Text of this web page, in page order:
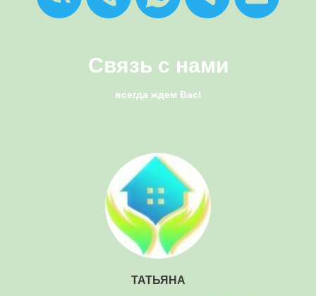
Связь с нами
всегда ждем Вас!
ТАТЬЯНА